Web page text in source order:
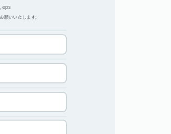
eps
いいたします。